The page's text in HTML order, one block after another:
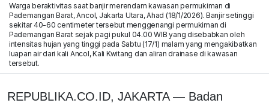
Warga beraktivitas saat banjir merendam kawasan permukiman di
Pademangan Barat, Ancol, Jakarta Utara, Ahad (18/1/2026). Banjir setinggi
sekitar 40-60 centimeter tersebut menggenangi permukiman di
Pademangan Barat sejak pagi pukul 04.00 WIB yang disebabkan oleh
intensitas hujan yang tinggi pada Sabtu (17/1) malam yang mengakibatkan
luapan air dari kali Ancol, Kali Kwitang dan aliran drainase di kawasan
tersebut.
REPUBLIKA.CO.ID, JAKARTA — Badan